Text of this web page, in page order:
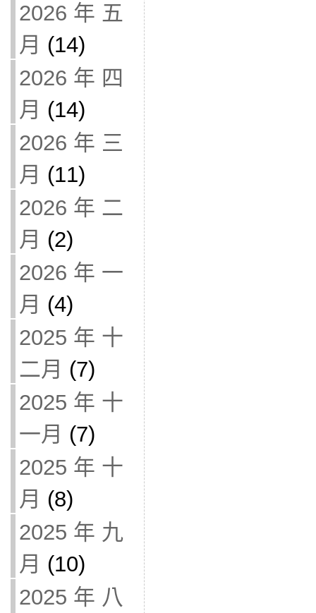
2026 年 五
月 (14)
2026 年 四
月 (14)
2026 年 三
月 (11)
2026 年 二
月 (2)
2026 年 一
月 (4)
2025 年 十
二月 (7)
2025 年 十
一月 (7)
2025 年 十
月 (8)
2025 年 九
月 (10)
2025 年 八